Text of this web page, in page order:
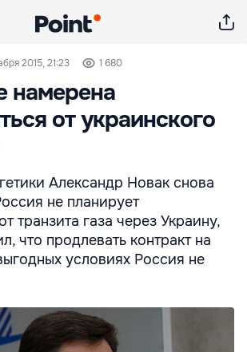
2015, 21:23 1 680
намерена
от украинского
Александр Новак снова
не планирует
транзита газа через Украину,
что продлевать контракт на
условиях Россия не